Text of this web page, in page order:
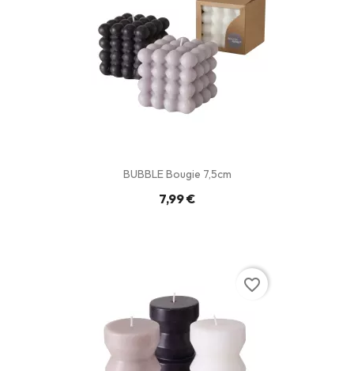
BUBBLE Bougie 7,5cm
7,99 €
favorite_border